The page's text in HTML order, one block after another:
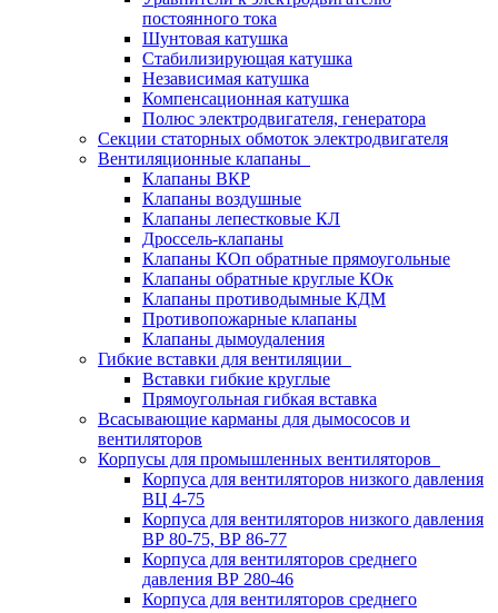
постоянного тока
Шунтовая катушка
Стабилизирующая катушка
Независимая катушка
Компенсационная катушка
Полюс электродвигателя, генератора
Секции статорных обмоток электродвигателя
Вентиляционные клапаны
Клапаны ВКР
Клапаны воздушные
Клапаны лепестковые КЛ
Дроссель-клапаны
Клапаны КОп обратные прямоугольные
Клапаны обратные круглые КОк
Клапаны противодымные КДМ
Противопожарные клапаны
Клапаны дымоудаления
Гибкие вставки для вентиляции
Вставки гибкие круглые
Прямоугольная гибкая вставка
Всасывающие карманы для дымососов и
вентиляторов
Корпусы для промышленных вентиляторов
Корпуса для вентиляторов низкого давления
ВЦ 4-75
Корпуса для вентиляторов низкого давления
ВР 80-75, ВР 86-77
Корпуса для вентиляторов среднего
давления ВР 280-46
Корпуса для вентиляторов среднего